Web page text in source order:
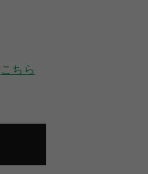
こちら